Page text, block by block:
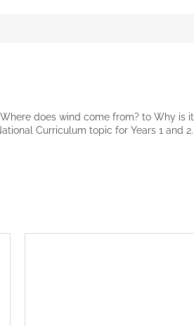
does wind come from? to Why is it
Curriculum topic for Years 1 and 2.